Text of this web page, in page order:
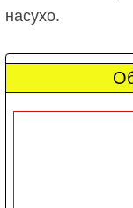
насухо.